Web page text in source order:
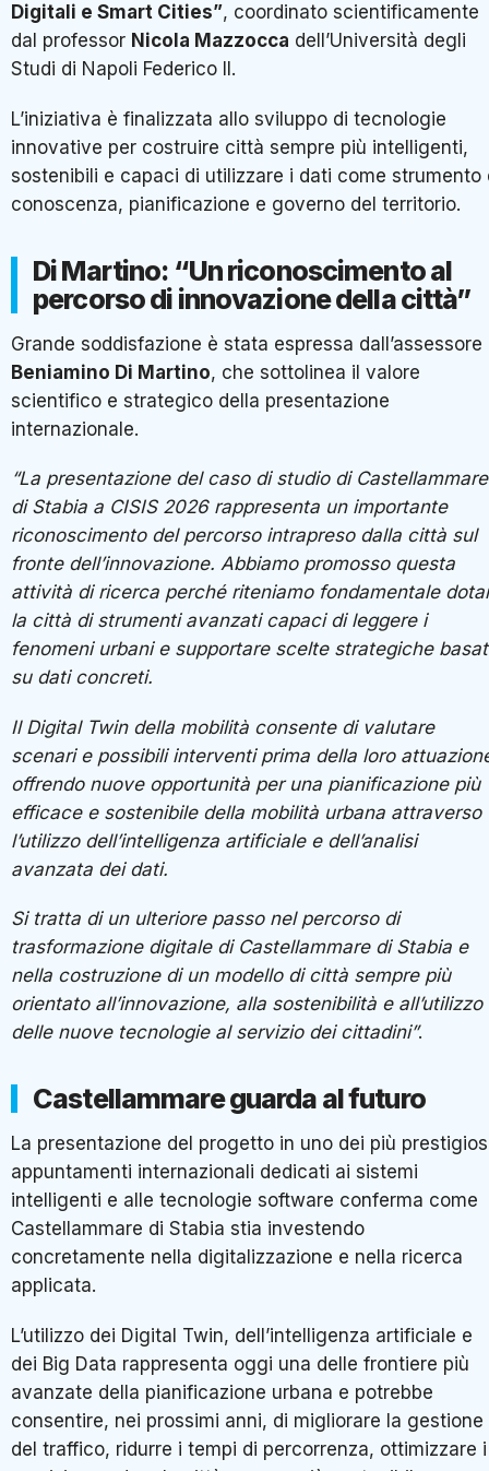
Digitali e Smart Cities”, coordinato scientificamente
dal professor Nicola Mazzocca dell’Università degli
Studi di Napoli Federico II.
L’iniziativa è finalizzata allo sviluppo di tecnologie
innovative per costruire città sempre più intelligenti,
sostenibili e capaci di utilizzare i dati come strumento
conoscenza, pianificazione e governo del territorio.
Di Martino: “Un riconoscimento al
percorso di innovazione della città”
Grande soddisfazione è stata espressa dall’assessore
Beniamino Di Martino, che sottolinea il valore
scientifico e strategico della presentazione
internazionale.
“La presentazione del caso di studio di Castellammare
di Stabia a CISIS 2026 rappresenta un importante
riconoscimento del percorso intrapreso dalla città sul
fronte dell’innovazione. Abbiamo promosso questa
attività di ricerca perché riteniamo fondamentale
la città di strumenti avanzati capaci di leggere i
fenomeni urbani e supportare scelte strategiche
su dati concreti.
Il Digital Twin della mobilità consente di valutare
scenari e possibili interventi prima della loro
offrendo nuove opportunità per una pianificazione più
efficace e sostenibile della mobilità urbana attraverso
l’utilizzo dell’intelligenza artificiale e dell’analisi
avanzata dei dati.
Si tratta di un ulteriore passo nel percorso di
trasformazione digitale di Castellammare di Stabia e
nella costruzione di un modello di città sempre più
orientato all’innovazione, alla sostenibilità e all’utilizzo
delle nuove tecnologie al servizio dei cittadini”.
Castellammare guarda al futuro
La presentazione del progetto in uno dei più
appuntamenti internazionali dedicati ai sistemi
intelligenti e alle tecnologie software conferma come
Castellammare di Stabia stia investendo
concretamente nella digitalizzazione e nella ricerca
applicata.
L’utilizzo dei Digital Twin, dell’intelligenza artificiale e
dei Big Data rappresenta oggi una delle frontiere più
avanzate della pianificazione urbana e potrebbe
consentire, nei prossimi anni, di migliorare la gestione
del traffico, ridurre i tempi di percorrenza, ottimizzare i